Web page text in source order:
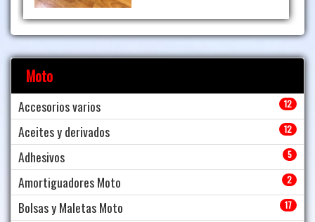
Moto
Accesorios varios 12
Aceites y derivados 12
Adhesivos 5
Amortiguadores Moto 2
Bolsas y Maletas Moto 17